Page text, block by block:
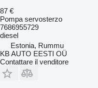
87 €
Pompa servosterzo
7686955729
diesel
Estonia, Rummu
KB AUTO EESTI OÜ
Contattare il venditore